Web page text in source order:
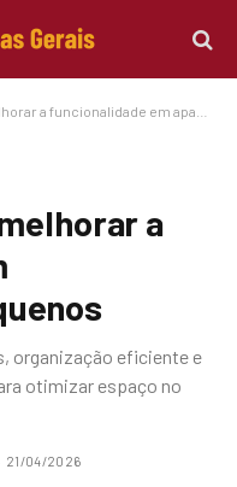
em apartamentos pequenos
a
organização eficiente e
otimizar espaço no
21/04/2026